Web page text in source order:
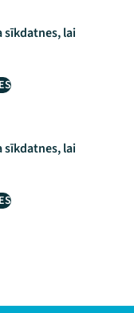
lai
lai